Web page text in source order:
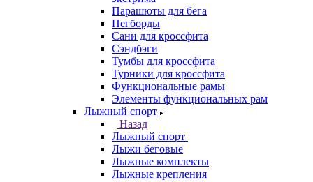
Парашюты для бега
Пегборды
Сани для кроссфита
Сэндбэги
Тумбы для кроссфита
Турники для кроссфита
Функциональные рамы
Элементы функциональных рам
Лыжный спорт
Назад
Лыжный спорт
Лыжи беговые
Лыжные комплекты
Лыжные крепления